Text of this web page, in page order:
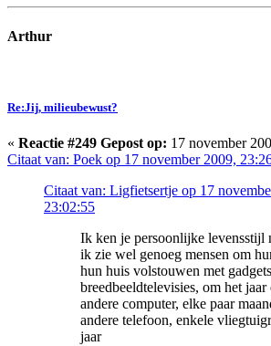
Arthur
Re:Jij, milieubewust?
« Reactie #249 Gepost op: 17 november
Citaat van: Poek op 17 november 2009,
Citaat van: Ligfietsertje op 17
23:02:55
Ik ken je persoonlijke levensstijl
ik zie wel genoeg mensen om
hun huis volstouwen met
breedbeeldtelevisies, om het jaar
andere computer, elke paar
andere telefoon, enkele
jaar